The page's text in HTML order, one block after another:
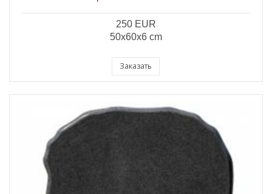
250 EUR
50x60x6 cm
Заказать